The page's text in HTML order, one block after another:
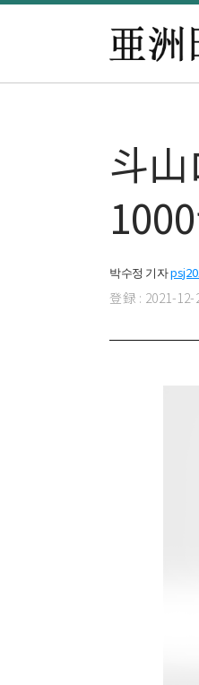
斗
박수정 기자
登録 : 2021-12-